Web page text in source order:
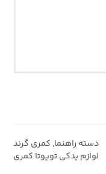
دسته راهنما, کمری گرند
لوازم یدکی تویوتا کمری